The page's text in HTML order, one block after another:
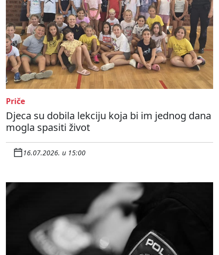
Priče
Djeca su dobila lekciju koja bi im jednog dana
mogla spasiti život
16.07.2026. u 15:00